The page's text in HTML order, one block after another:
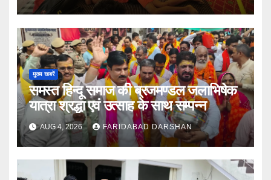
मुख्य खबरें
समस्त हिन्दू समाज की ब्रजमण्डल जलाभिषेक
यात्रा श्रद्धा एवं उत्साह के साथ सम्पन्न
AUG 4, 2026 FARIDABAD DARSHAN